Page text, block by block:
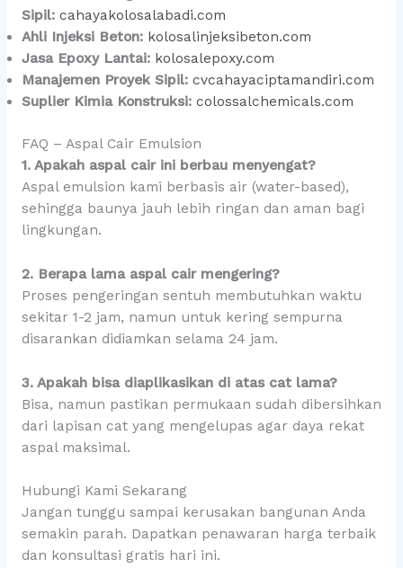
Sipil: cahayakolosalabadi.com
Ahli Injeksi Beton: kolosalinjeksibeton.com
Jasa Epoxy Lantai: kolosalepoxy.com
Manajemen Proyek Sipil: cvcahayaciptamandiri.com
Suplier Kimia Konstruksi: colossalchemicals.com
FAQ – Aspal Cair Emulsion
1. Apakah aspal cair ini berbau menyengat?
Aspal emulsion kami berbasis air (water-based),
sehingga baunya jauh lebih ringan dan aman bagi
lingkungan.
2. Berapa lama aspal cair mengering?
Proses pengeringan sentuh membutuhkan waktu
sekitar 1-2 jam, namun untuk kering sempurna
disarankan didiamkan selama 24 jam.
3. Apakah bisa diaplikasikan di atas cat lama?
Bisa, namun pastikan permukaan sudah dibersihkan
dari lapisan cat yang mengelupas agar daya rekat
aspal maksimal.
Hubungi Kami Sekarang
Jangan tunggu sampai kerusakan bangunan Anda
semakin parah. Dapatkan penawaran harga terbaik
dan konsultasi gratis hari ini.